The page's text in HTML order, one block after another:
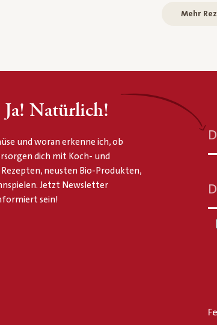
Mehr
Ja! Natürlich!
und woran erkenne ich, ob
dich mit Koch- und
neusten Bio-Produkten,
Jetzt Newsletter
sein!